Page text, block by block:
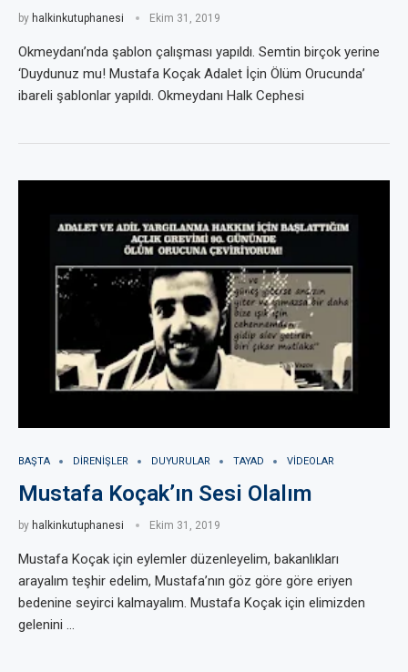
by halkinkutuphanesi Ekim 31, 2019
Okmeydanı’nda şablon çalışması yapıldı. Semtin birçok yerine
‘Duydunuz mu! Mustafa Koçak Adalet İçin Ölüm Orucunda’
ibareli şablonlar yapıldı. Okmeydanı Halk Cephesi
BAŞTA DIRENIŞLER DUYURULAR TAYAD VIDEOLAR
Mustafa Koçak’ın Sesi Olalım
by halkinkutuphanesi Ekim 31, 2019
Mustafa Koçak için eylemler düzenleyelim, bakanlıkları
arayalım teşhir edelim, Mustafa’nın göz göre göre eriyen
bedenine seyirci kalmayalım. Mustafa Koçak için elimizden
gelenini …